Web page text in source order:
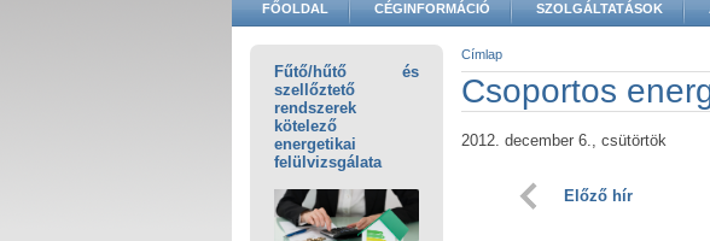
FŐOLDAL CÉGINFORMÁCIÓ SZOLGÁLTATÁSOK
Keresés űrlap
Fűtő/hűtő és
szellőztető
rendszerek
kötelező
energetikai
felülvizsgálata
Jelenlegi hely
Címlap
Csoportos
2012. december 6., csütörtök
Előző hír